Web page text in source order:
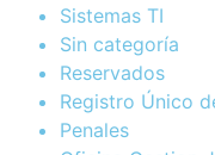
Sistemas TI
Sin categoría
Reservados
Registro Único
Penales